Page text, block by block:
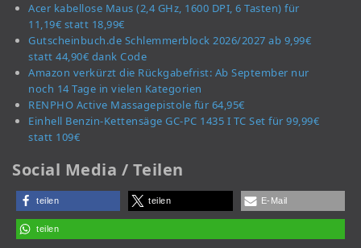
Acer kabellose Maus (2,4 GHz, 1600 DPI, 6 Tasten) für
11,19€ statt 18,99€
Gutscheinbuch.de Schlemmerblock 2026/2027 ab 9,99€
statt 44,90€ dank Code
Amazon verkürzt die Rückgabefrist: Ab September nur
noch 14 Tage in vielen Kategorien
RENPHO Active Massagepistole für 64,95€
Einhell Benzin-Kettensäge GC-PC 1435 I TC Set für 99,99€
statt 109€
Social Media / Teilen
teilen teilen E-Mail
teilen